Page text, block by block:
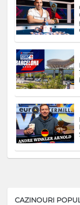
CAZINOURI